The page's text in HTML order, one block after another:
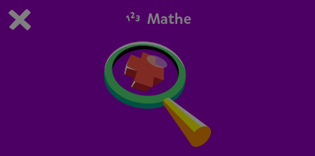
Du spielst die kostenfreie Testversion von scoyo.
Jetzt bestellen
1
Mathe